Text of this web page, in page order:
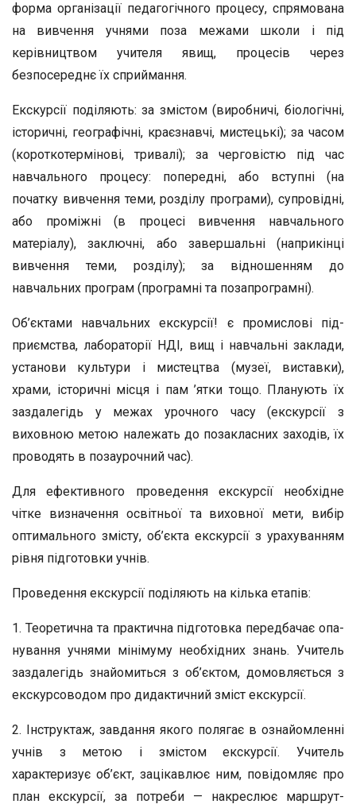
форма орга­нізації педагогічного процесу, спрямована
на вивчення учнями по­за межами школи і під
керівництвом учителя явищ, процесів через
безпосереднє їх сприймання.
Екскурсії поділяють: за змістом (виробничі, біологічні,
історичні, географічні, краєзнавчі, мистецькі); за часом
(короткотермінові, тривалі); за черговістю під час
навча­льного процесу: попередні, або вступні (на
початку ви­вчення теми, розділу програми), супровідні,
або проміж­ні (в процесі вивчення навчального
матеріалу), заключ­ні, або завершальні (наприкінці
вивчення теми, розділу); за відношенням до
навчальних програм (програмні та по­запрограмні).
Об’єктами навчальних екскурсії! є промислові під­
приємства, лабораторії НДІ, вищ і навчальні заклади,
установи культури і мистецтва (музеї, виставки),
храми, історичні місця і пам ’ятки тощо. Планують їх
заздале­гідь у межах урочного часу (екскурсії з
виховною метою належать до позакласних заходів, їх
проводять в позаурочний час).
Для ефективного проведення екскурсії необхідне
чітке визначення освітньої та виховної мети, вибір
оптимально­го змісту, об’єкта екскурсії з урахуванням
рівня підготов­ки учнів.
Проведення екскурсії поділяють на кілька етапів:
1. Теоретична та практична підготовка передбачає опа­
нування учнями мінімуму необхідних знань. Учитель
зазда­легідь знайомиться з об’єктом, домовляється з
екскурсово­дом про дидактичний зміст екскурсії.
2. Інструктаж, завдання якого полягає в ознайомленні
учнів з метою і змістом екскурсії. Учитель
характеризує об’єкт, зацікавлює ним, повідомляє про
план екскурсії, за потреби — накреслює маршрут-